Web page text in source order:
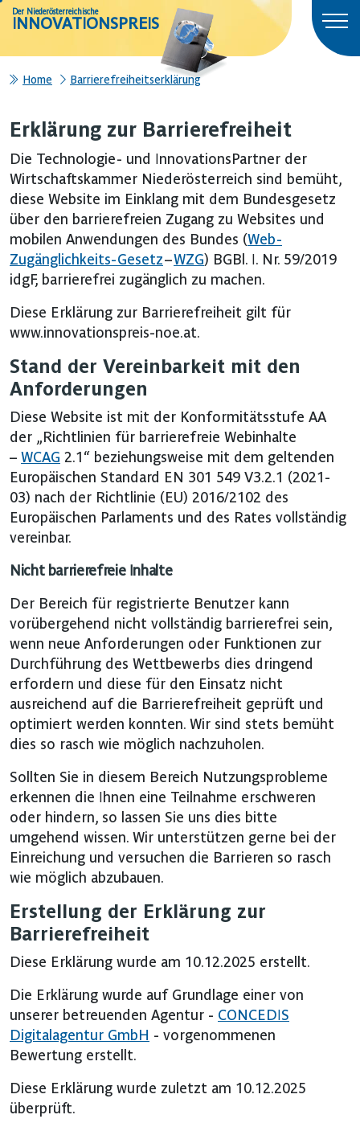
Der Niederösterreichische
INNOVATIONSPREIS
Home Barrierefreiheitserklärung
Erklärung zur Barrierefreiheit
Die Technologie- und InnovationsPartner der
Wirtschaftskammer Niederösterreich sind bemüht,
diese Website im Einklang mit dem Bundesgesetz
über den barrierefreien Zugang zu Websites und
mobilen Anwendungen des Bundes (Web-
Zugänglichkeits-Gesetz–WZG) BGBl. I. Nr. 59/2019
idgF, barrierefrei zugänglich zu machen.
Diese Erklärung zur Barrierefreiheit gilt für
www.innovationspreis-noe.at.
Stand der Vereinbarkeit mit den
Anforderungen
Diese Website ist mit der Konformitätsstufe AA
der „Richtlinien für barrierefreie Webinhalte
– WCAG 2.1“ beziehungsweise mit dem geltenden
Europäischen Standard EN 301 549 V3.2.1 (2021-
03) nach der Richtlinie (EU) 2016/2102 des
Europäischen Parlaments und des Rates vollständig
vereinbar.
Nicht barrierefreie Inhalte
Der Bereich für registrierte Benutzer kann
vorübergehend nicht vollständig barrierefrei sein,
wenn neue Anforderungen oder Funktionen zur
Durchführung des Wettbewerbs dies dringend
erfordern und diese für den Einsatz nicht
ausreichend auf die Barrierefreiheit geprüft und
optimiert werden konnten. Wir sind stets bemüht
dies so rasch wie möglich nachzuholen.
Sollten Sie in diesem Bereich Nutzungsprobleme
erkennen die Ihnen eine Teilnahme erschweren
oder hindern, so lassen Sie uns dies bitte
umgehend wissen. Wir unterstützen gerne bei der
Einreichung und versuchen die Barrieren so rasch
wie möglich abzubauen.
Erstellung der Erklärung zur
Barrierefreiheit
Diese Erklärung wurde am 10.12.2025 erstellt.
Die Erklärung wurde auf Grundlage einer von
unserer betreuenden Agentur - CONCEDIS
Digitalagentur GmbH - vorgenommenen
Bewertung erstellt.
Diese Erklärung wurde zuletzt am 10.12.2025
überprüft.